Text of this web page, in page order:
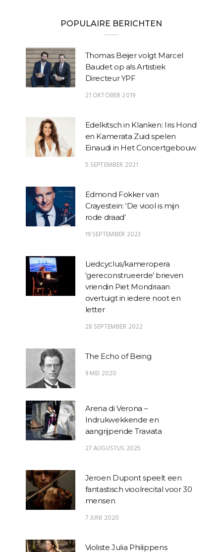
POPULAIRE BERICHTEN
Thomas Beijer volgt Marcel
Baudet op als Artistiek
Directeur YPF
21 OKTOBER 2019
Edelkitsch in Klanken: Iris Hond
en Kamerata Zuid spelen
Einaudi in Het Concertgebouw
5 SEPTEMBER 2021
Edmond Fokker van
Crayestein: ‘De viool is mijn
rode draad’
19 SEPTEMBER 2023
Liedcyclus/kameropera
‘gereconstrueerde’ brieven
vriendin Piet Mondriaan
overtuigt in iedere noot en
letter
28 SEPTEMBER 2022
The Echo of Being
9 MEI 2020
Arena di Verona –
Indrukwekkende en
aangrijpende Traviata
27 AUGUSTUS 2025
Jeroen Dupont speelt een
fantastisch vioolrecital voor 30
mensen
7 JUNI 2020
Violiste Julia Philippens